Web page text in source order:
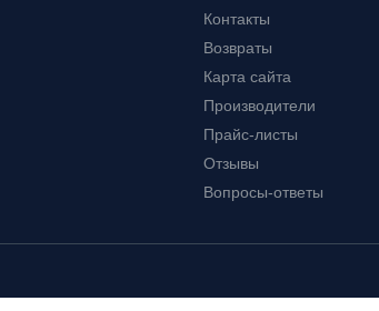
Контакты
Возвраты
Карта сайта
Производители
Прайс-листы
Отзывы
Вопросы-ответы